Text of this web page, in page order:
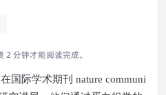
分钟才能阅读完成。
国际学术期刊 nature communi